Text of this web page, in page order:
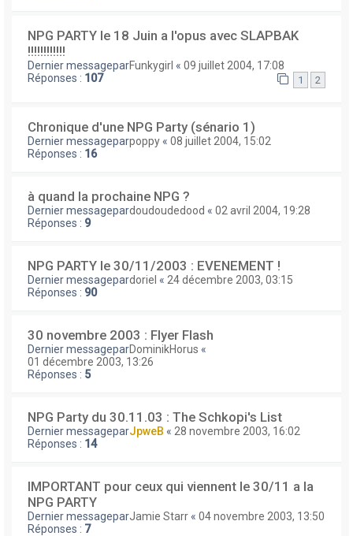
NPG PARTY le 18 Juin a l'opus avec SLAPBAK
!!!!!!!!!!!!
Dernier messageparFunkygirl « 09 juillet 2004, 17:08
Réponses : 107 1 2
Chronique d'une NPG Party (sénario 1)
Dernier messageparpoppy « 08 juillet 2004, 15:02
Réponses : 16
à quand la prochaine NPG ?
Dernier messagepardoudoudedood « 02 avril 2004, 19:28
Réponses : 9
NPG PARTY le 30/11/2003 : EVENEMENT !
Dernier messagepardoriel « 24 décembre 2003, 03:15
Réponses : 90
30 novembre 2003 : Flyer Flash
Dernier messageparDominikHorus «
01 décembre 2003, 13:26
Réponses : 5
NPG Party du 30.11.03 : The Schkopi's List
Dernier messageparJpweB « 28 novembre 2003, 16:02
Réponses : 14
IMPORTANT pour ceux qui viennent le 30/11 a la
NPG PARTY
Dernier messageparJamie Starr « 04 novembre 2003, 13:50
Réponses : 7